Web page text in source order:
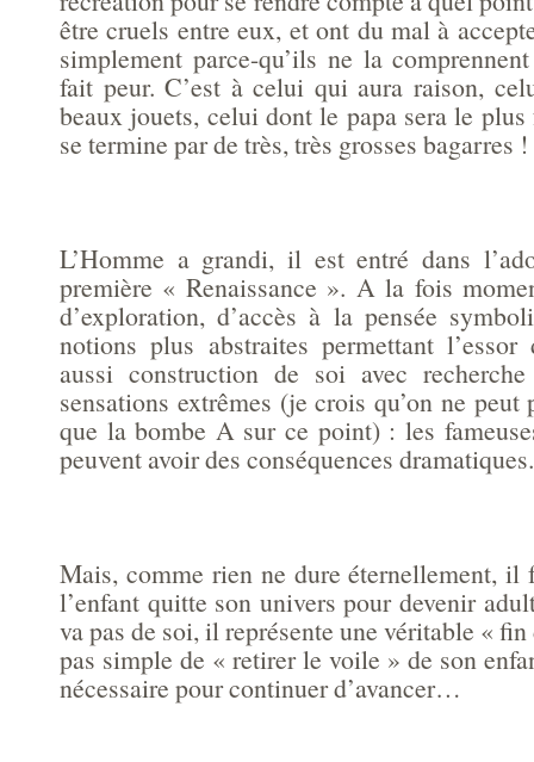
être cruels entre eux, et ont du mal à
simplement parce-qu’ils ne la
fait peur. C’est à celui qui aura raison,
beaux jouets, celui dont le papa sera le
se termine par de très, très grosses bagarres !
L’Homme a grandi, il est entré dans
première « Renaissance ». A la fois
d’exploration, d’accès à la pensée
notions plus abstraites permettant l’essor
aussi construction de soi avec
sensations extrêmes (je crois qu’on ne
que la bombe A sur ce point) : les
peuvent avoir des conséquences dramatiques.
Mais, comme rien ne dure éternellement, il
l’enfant quitte son univers pour devenir
va pas de soi, il représente une véritable «
pas simple de « retirer le voile » de son
nécessaire pour continuer d’avancer…